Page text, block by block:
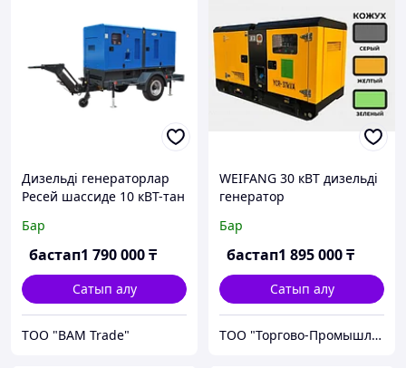
Дизельді генераторлар
Ресей шассиде 10 кВТ-тан
Бар
бастап1 790 000₸
Сатып алу
ТОО "BAM Trade"
WEIFANG 30 кВТ дизельді
генератор
Бар
бастап1 895 000₸
Сатып алу
ТОО "Торгово-Промышленная компания MARYAN"